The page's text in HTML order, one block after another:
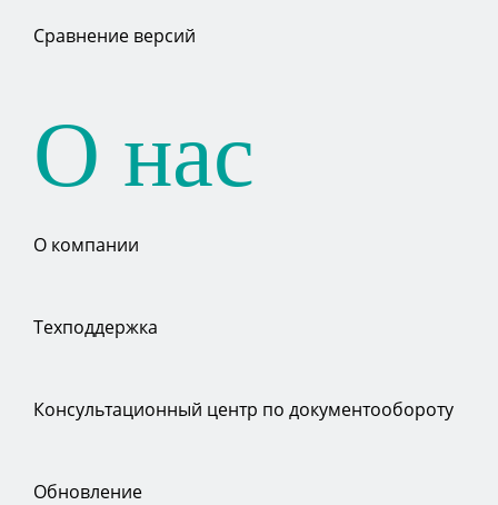
Сравнение версий
О нас
О компании
Техподдержка
Консультационный центр по документообороту
Обновление